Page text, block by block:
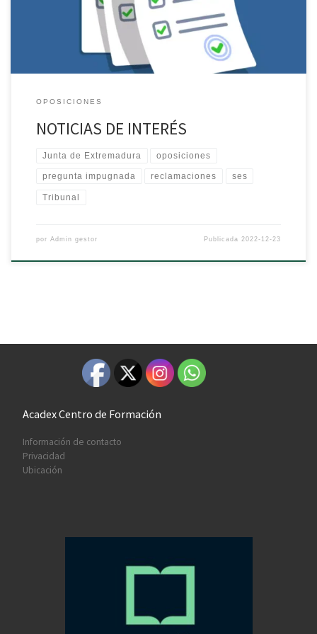
Tribunal para anular preguntas AUXILIAR DE ENFERMERÍA Lista de
OPOSICIONES
NOTICIAS DE INTERÉS
Junta de Extremadura oposiciones
pregunta impugnada reclamaciones ses
Tribunal
por Admin gestor Publicada 2022-12-23
Acadex Centro de Formación
Información de contacto
Privacidad
Ubicación